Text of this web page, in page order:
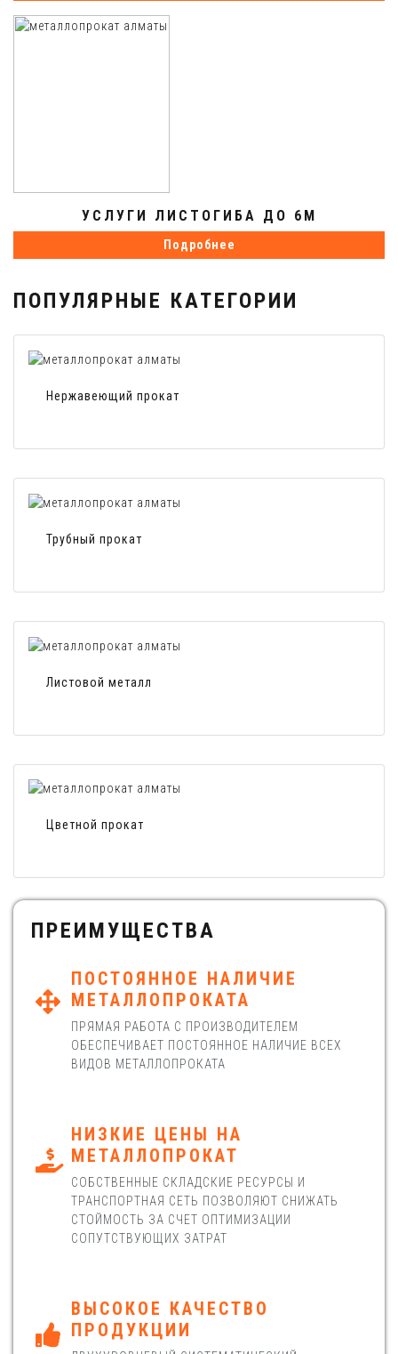
УСЛУГИ ЛИСТОГИБА ДО 6М
Подробнее
ПОПУЛЯРНЫЕ КАТЕГОРИИ
Нержавеющий прокат
Трубный прокат
Листовой металл
Цветной прокат
ПРЕИМУЩЕСТВА
ПОСТОЯННОЕ НАЛИЧИЕ
МЕТАЛЛОПРОКАТА
ПРЯМАЯ РАБОТА С ПРОИЗВОДИТЕЛЕМ
ОБЕСПЕЧИВАЕТ ПОСТОЯННОЕ НАЛИЧИЕ ВСЕХ
ВИДОВ МЕТАЛЛОПРОКАТА
НИЗКИЕ ЦЕНЫ НА
МЕТАЛЛОПРОКАТ
СОБСТВЕННЫЕ СКЛАДСКИЕ РЕСУРСЫ И
ТРАНСПОРТНАЯ СЕТЬ ПОЗВОЛЯЮТ СНИЖАТЬ
СТОЙМОСТЬ ЗА СЧЕТ ОПТИМИЗАЦИИ
СОПУТСТВУЮЩИХ ЗАТРАТ
ВЫСОКОЕ КАЧЕСТВО
ПРОДУКЦИИ